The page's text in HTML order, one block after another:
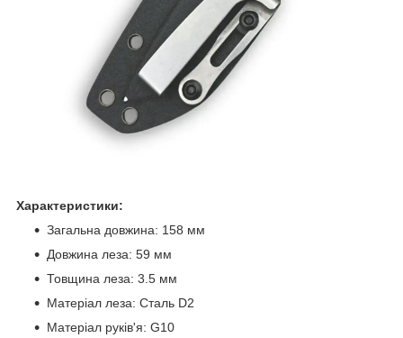
Характеристики:
Загальна довжина: 158 мм
Довжина леза: 59 мм
Товщина леза: 3.5 мм
Матеріал леза: Сталь D2
Матеріал руків'я: G10